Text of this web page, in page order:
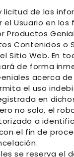
licitud de las
Usuario en los
Productos
Contenidos o
Sitio Web. En
de forma
acerca
el uso
en
no solo, el
a
el fin de
se reserva el